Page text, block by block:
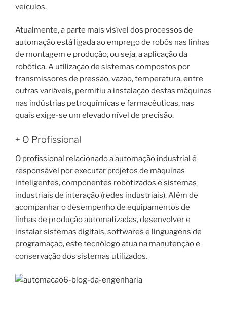
veículos.
Atualmente, a parte mais visível dos processos de
automação está ligada ao emprego de robôs nas linhas
de montagem e produção, ou seja, a aplicação da
robótica. A utilização de sistemas compostos por
transmissores de pressão, vazão, temperatura, entre
outras variáveis, permitiu a instalação destas máquinas
nas indústrias petroquímicas e farmacêuticas, nas
quais exige-se um elevado nível de precisão.
+ O Profissional
O profissional relacionado a automação industrial é
responsável por executar projetos de máquinas
inteligentes, componentes robotizados e sistemas
industriais de interação (redes industriais). Além de
acompanhar o desempenho de equipamentos de
linhas de produção automatizadas, desenvolver e
instalar sistemas digitais, softwares e linguagens de
programação, este tecnólogo atua na manutenção e
conservação dos sistemas utilizados.